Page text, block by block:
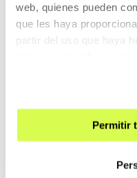
web, quienes pueden
que les haya
partir del uso que haya
Permitir